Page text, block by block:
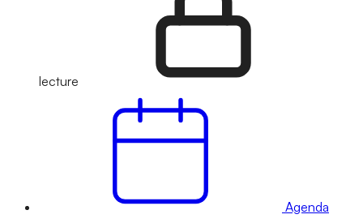
lecture
Agenda